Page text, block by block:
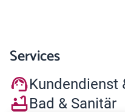
Services
Kundendienst
Bad & Sanitär